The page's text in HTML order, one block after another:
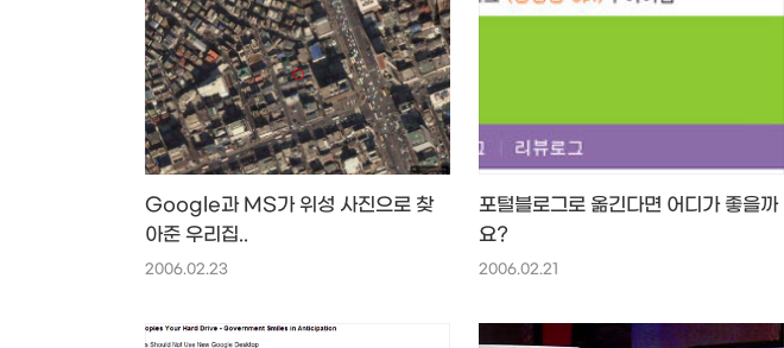
Google과 MS가 위성 사진으로 찾
아준 우리집..
2006.02.23
포털블로그로 옮긴다면 어디가 좋을까
요?
2006.02.21